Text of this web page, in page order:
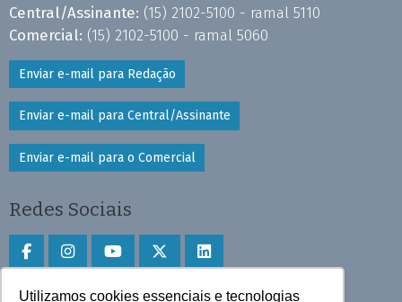
Utilizamos cookies essenciais e tecnologias
Central/Assinante: (15) 2102-5100 - ramal 5110
Comercial: (15) 2102-5100 - ramal 5060
Enviar e-mail para Redação
Enviar e-mail para Central/Assinante
Enviar e-mail para o Comercial
Redes Sociais